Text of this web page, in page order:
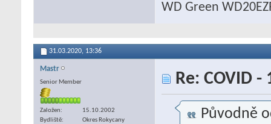
WD Green
31.03.2020, 13:36
Mastr
Senior Member
Založen
15.10.2002
Bydliště
Okres Rokycany
Re: COVID -
Původně